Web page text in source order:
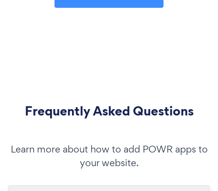
Frequently Asked Questions
Learn more about how to add POWR apps to
your website.